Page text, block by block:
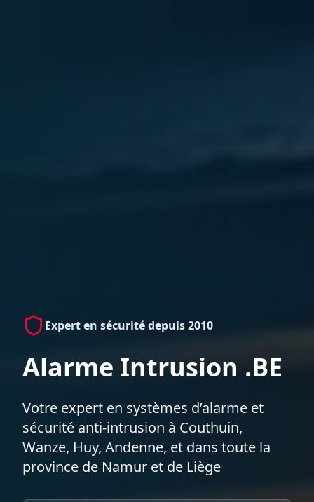
Expert en sécurité depuis 2010
Alarme Intrusion .BE
Votre expert en systèmes d’alarme et
sécurité anti-intrusion à Couthuin,
Wanze, Huy, Andenne, et dans toute la
province de Namur et de Liège